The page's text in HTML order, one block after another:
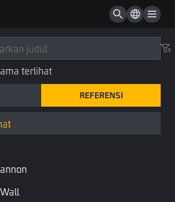
terlihat
REFERENSI
Perilaku
Es
Tipe
Dilempar